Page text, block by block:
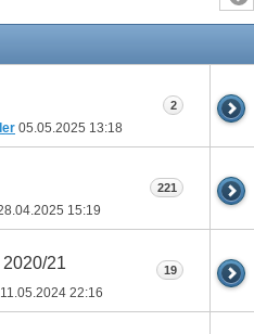
05.05.2025 13:18
2
15:19
221
21
11.05.2024 22:16
19